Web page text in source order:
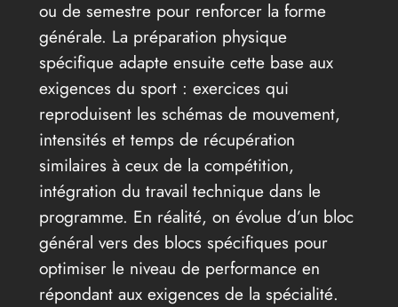
ou de semestre pour renforcer la forme
générale. La préparation physique
spécifique adapte ensuite cette base aux
exigences du sport : exercices qui
reproduisent les schémas de mouvement,
intensités et temps de récupération
similaires à ceux de la compétition,
intégration du travail technique dans le
programme. En réalité, on évolue d’un bloc
général vers des blocs spécifiques pour
optimiser le niveau de performance en
répondant aux exigences de la spécialité.